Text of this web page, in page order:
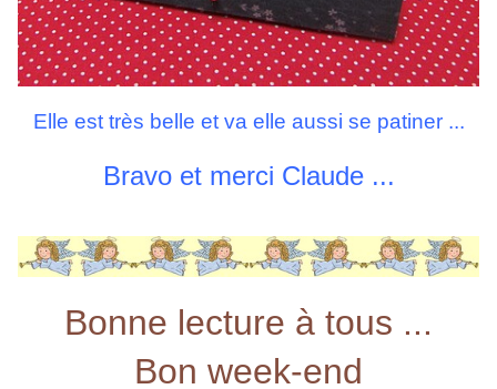
Elle est très belle et va elle aussi se patiner ...
Bravo et merci Claude ...
Bonne lecture à tous ...
Bon week-end